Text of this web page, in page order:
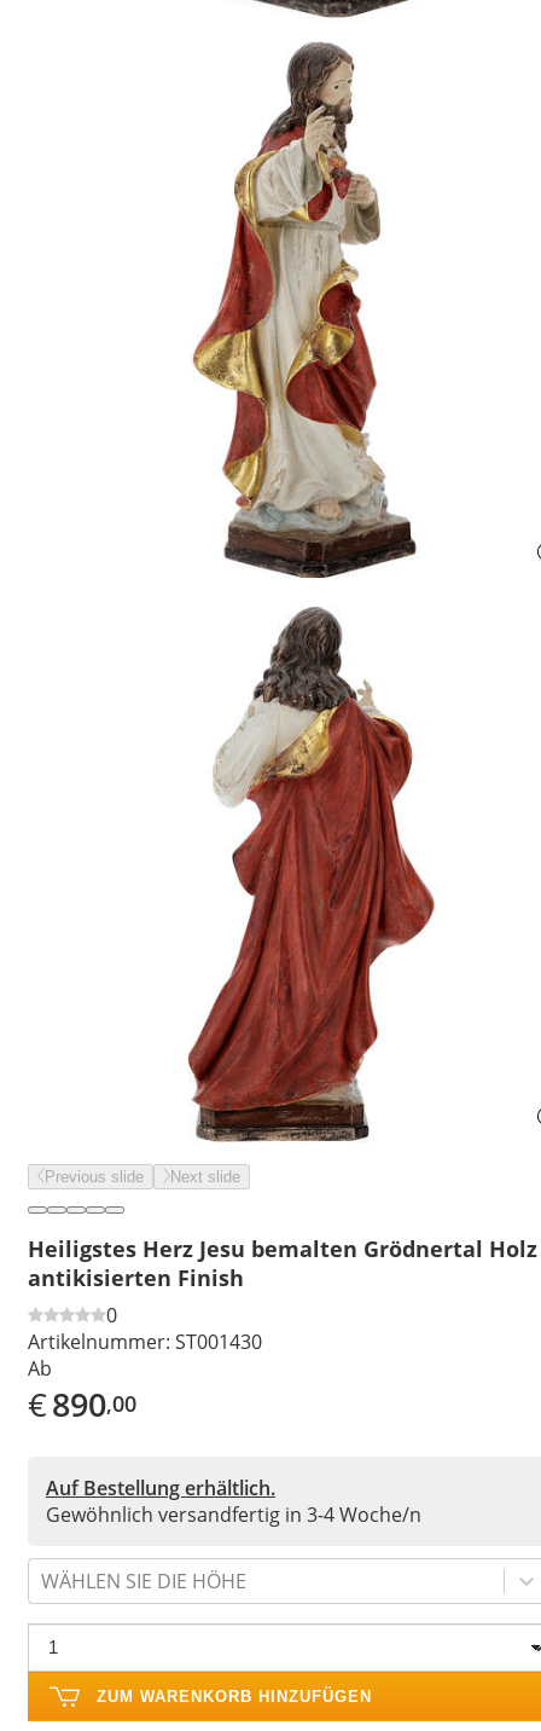
Previous slide Next slide
Heiligstes Herz Jesu bemalten Grödnertal Holz
antikisierten Finish
0
Artikelnummer: ST001430
Ab
€890,00
Auf Bestellung erhältlich.
Gewöhnlich versandfertig in 3-4 Woche/n
WÄHLEN SIE DIE HÖHE
ZUM WARENKORB HINZUFÜGEN